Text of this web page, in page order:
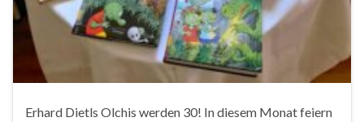
Erhard Dietls Olchis werden 30! In diesem Monat feiern